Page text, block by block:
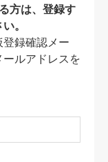
方は、登録す
。
録確認メー
ルアドレスを